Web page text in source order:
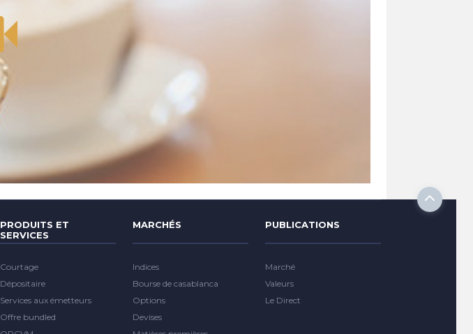
PRODUITS ET
SERVICES
Courtage
Dépositaire
Services aux émetteurs
Offre bundled
MARCHÉS
Indices
Bourse de casablanca
Options
Devises
PUBLICATIONS
Marché
Valeurs
Le Direct